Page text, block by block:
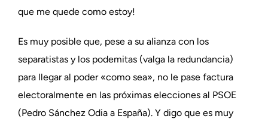
que me quede como estoy!
Es muy posible que, pese a su alianza con los
separatistas y los podemitas (valga la redundancia)
para llegar al poder «como sea», no le pase factura
electoralmente en las próximas elecciones al PSOE
(Pedro Sánchez Odia a España). Y digo que es muy